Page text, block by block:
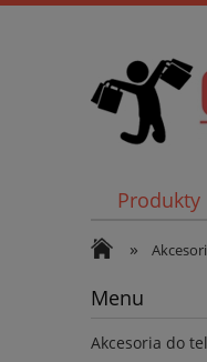
Produkty
»
Menu
Akcesoria do